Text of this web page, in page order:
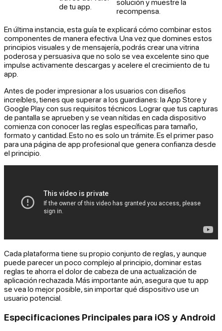
de tu app.
solución y muestre la
recompensa.
En última instancia, esta guía te explicará cómo combinar estos
componentes de manera efectiva. Una vez que domines estos
principios visuales y de mensajería, podrás crear una vitrina
poderosa y persuasiva que no solo se vea excelente sino que
impulse activamente descargas y acelere el crecimiento de tu
app.
Antes de poder impresionar a los usuarios con diseños
increíbles, tienes que superar a los guardianes: la App Store y
Google Play con sus requisitos técnicos. Lograr que tus capturas
de pantalla se aprueben y se vean nítidas en cada dispositivo
comienza con conocer las reglas específicas para tamaño,
formato y cantidad. Esto no es solo un trámite. Es el primer paso
para una página de app profesional que genera confianza desde
el principio.
Cada plataforma tiene su propio conjunto de reglas, y aunque
puede parecer un poco complejo al principio, dominar estas
reglas te ahorra el dolor de cabeza de una actualización de
aplicación rechazada. Más importante aún, asegura que tu app
se vea lo mejor posible, sin importar qué dispositivo use un
usuario potencial.
Especificaciones Principales para iOS y Android